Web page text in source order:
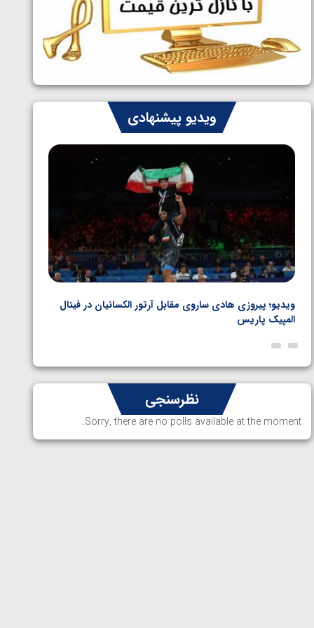
دوم کشتی فرنگی نوجوانان جهان
1405/05/06
ویدیو پیشنهادی
ویدیو؛ پیروزی هادی ساروی مقابل آرتور الکسانیان در فینال
المپیک پاریس
نظرسنجی
Sorry, there are no polls available at the moment.